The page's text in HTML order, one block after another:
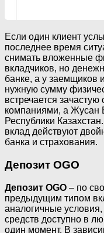
Если один клиент
последнее время
снимать вложенные
вкладчиков, но
банке, а у заемщиков
нужную сумму
встречается
компаниями, а Жусан
Республики
вклад действуют
банка и страхования.
Депозит OGO
Депозит OGO – по
предыдущим типом
аналогичные
средств доступно в
один момент. В